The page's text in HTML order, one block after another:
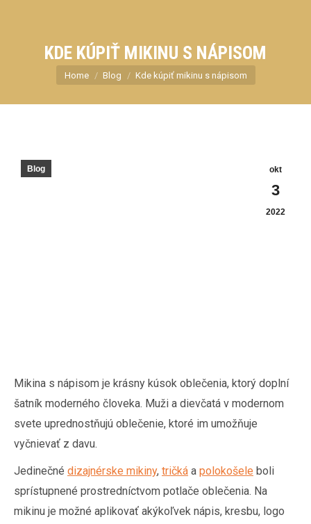
KDE KÚPIŤ MIKINU S NÁPISOM
You are here:
Home Blog Kde kúpiť mikinu s nápisom
okt
3
2022
Blog
Mikina s nápisom je krásny kúsok oblečenia, ktorý doplní
šatník moderného človeka. Muži a dievčatá v modernom
svete uprednostňujú oblečenie, ktoré im umožňuje
vyčnievať z davu.
Jedinečné dizajnérske mikiny, tričká a polokošele boli
sprístupnené prostredníctvom potlače oblečenia. Na
mikinu je možné aplikovať akýkoľvek nápis, kresbu, logo